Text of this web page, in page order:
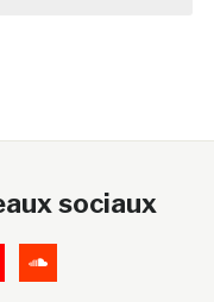
sociaux